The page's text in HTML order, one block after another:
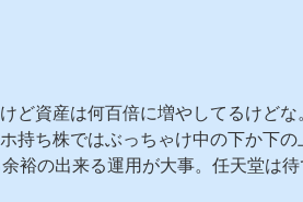
ど資産は何百倍に増やしてるけど
持ち株ではぶっちゃけ中の下か下
裕の出来る運用が大事。任天堂は待